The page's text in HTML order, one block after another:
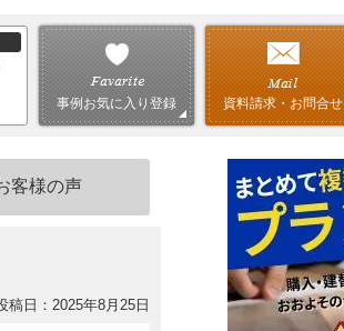
事例お気に入り登録 資料請求・お問合せ
客様の声
稿日：2025年8月25日